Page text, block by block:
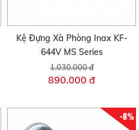
Kệ Đựng Xà Phòng Inax KF-
644V MS Series
1.030.000 đ
890.000 đ
-8%